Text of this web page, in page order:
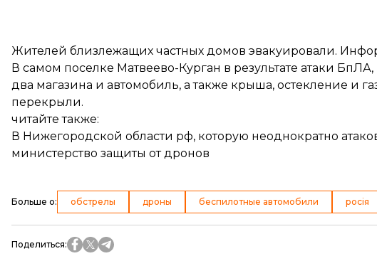
Жителей близлежащих частных домов эвакуировали.
В самом поселке Матвеево-Курган в результате атаки
два магазина и автомобиль, а также крыша, остекление и
перекрыли.
читайте также:
В Нижегородской области рф, которую неоднократно
министерство защиты от дронов
Больше о: обстрелы дроны беспилотные автомобили росія
Поделиться: